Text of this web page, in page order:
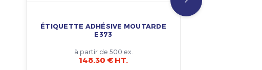
ÉTIQUETTE ADHÉSIVE MOUTARDE
E373
à partir de 500 ex.
148.30 € HT.